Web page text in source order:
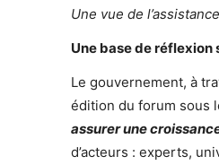
Une vue de
Une base de réflexion
Le gouvernement, à
édition du forum sous
assurer une
d’acteurs : experts,